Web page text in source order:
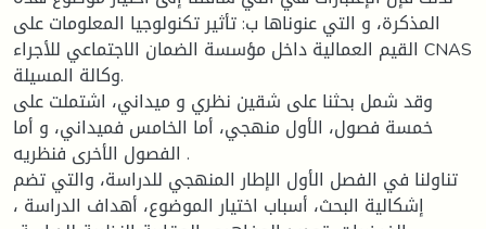
المذكرة، و التي عنوناها ب: تأثير تكنولوجيا المعلومات على
القيم العمالية داخل مؤسسة الضمان الاجتماعي للأجراء CNAS
وكالة المسيلة.
وقد شمل بحثنا على شقين نظري و ميداني، اشتملت على
خمسة فصول، الأول منهجي، أما الخامس فميداني، و أما
الفصول الأخرى فنظريه .
تناولنا في الفصل الأول الإطار المنهجي للدراسة، والتي تضم
إشكالية البحث، أسباب اختيار الموضوع، أهداف الدراسة ،